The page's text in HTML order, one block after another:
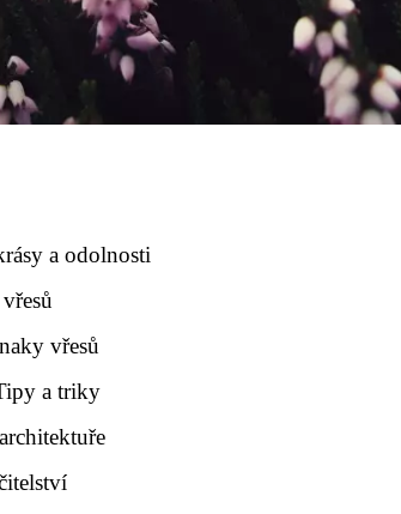
a odolnosti
vřesů
a triky